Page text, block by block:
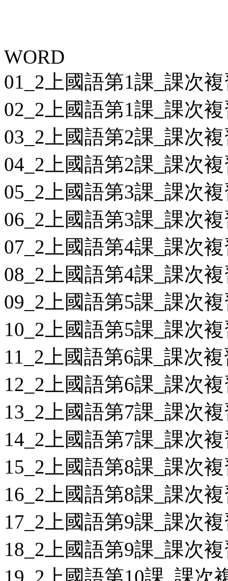
WORD
01_2上國語第1課_課次
02_2上國語第1課_課次
03_2上國語第2課_課次
04_2上國語第2課_課次
05_2上國語第3課_課次
06_2上國語第3課_課次
07_2上國語第4課_課次
08_2上國語第4課_課次
09_2上國語第5課_課次
10_2上國語第5課_課次
11_2上國語第6課_課次
12_2上國語第6課_課次
13_2上國語第7課_課次
14_2上國語第7課_課次
15_2上國語第8課_課次
16_2上國語第8課_課次
17_2上國語第9課_課次
18_2上國語第9課_課次